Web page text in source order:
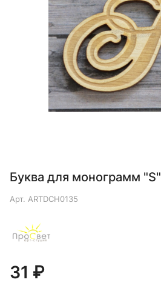
Буква для монограмм "S"
Арт. ARTDCH0135
31 ₽